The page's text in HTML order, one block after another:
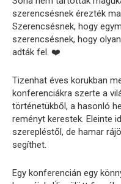
szerencsésnek érezték
Szerencsésnek, hogy
szerencsésnek, hogy
adták fel. ❤️
Tizenhat éves korukban
konferenciákra szerte a
történetükből, a hasonló
reményt kerestek. Eleinte
szerepléstől, de hamar
segíthet.
Egy konferencián egy